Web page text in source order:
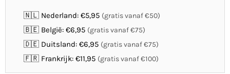
🇳🇱 Nederland: €5,95 (gratis vanaf €50)
🇧🇪 België: €6,95 (gratis vanaf €75)
🇩🇪 Duitsland: €6,95 (gratis vanaf €75)
🇫🇷 Frankrijk: €11,95 (gratis vanaf €100)